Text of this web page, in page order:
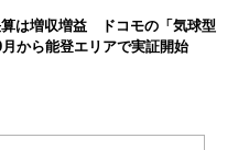
算は増収増益 ドコモの「気球型
から能登エリアで実証開始